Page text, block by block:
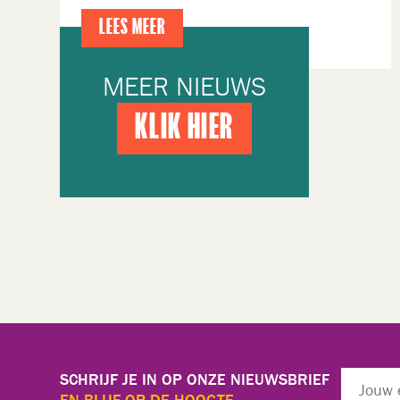
LEES MEER
MEER NIEUWS
KLIK HIER
SCHRIJF JE IN OP ONZE NIEUWSBRIEF